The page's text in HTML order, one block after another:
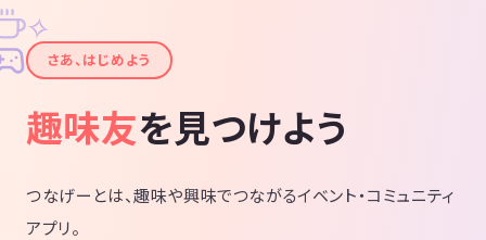
✦
✧
さあ、はじめよう
趣味友を見つけよう
つなげーとは、趣味や興味でつながるイベント・コミュニティ
アプリ。